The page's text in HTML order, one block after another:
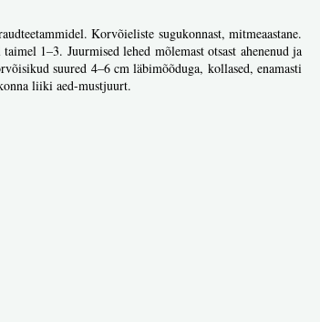
Korvõieliste sugukonnast, mitmeaastane.
1–3. Juurmised lehed mõlemast otsast ahenenud ja
suured 4–6 cm läbimõõduga, kollased, enamasti
liiki aed-mustjuurt.